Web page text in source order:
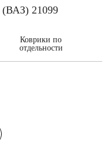
(ВАЗ) 21099
Коврики по
отдельности